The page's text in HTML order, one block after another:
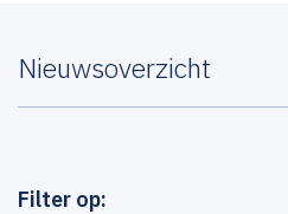
Nieuwsoverzicht
Filter op: